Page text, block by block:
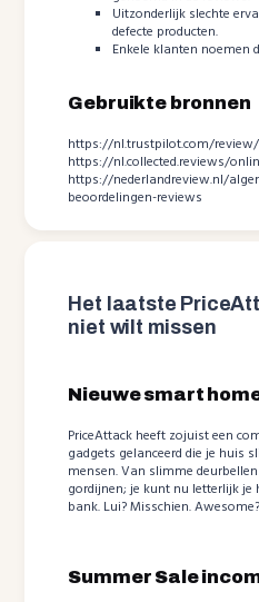
Uitzonderlijk slechte
defecte producten.
Enkele klanten noemen
Gebruikte bronnen
https://nl.trustpilot.com/
https://nl.collected.reviews/
https://nederlandreview.nl/
beoordelingen-reviews
Het laatste
niet wilt missen
Nieuwe smart
PriceAttack heeft zojuist een
gadgets gelanceerd die je huis
mensen. Van slimme
gordijnen; je kunt nu letterlijk
bank. Lui? Misschien.
Summer Sale